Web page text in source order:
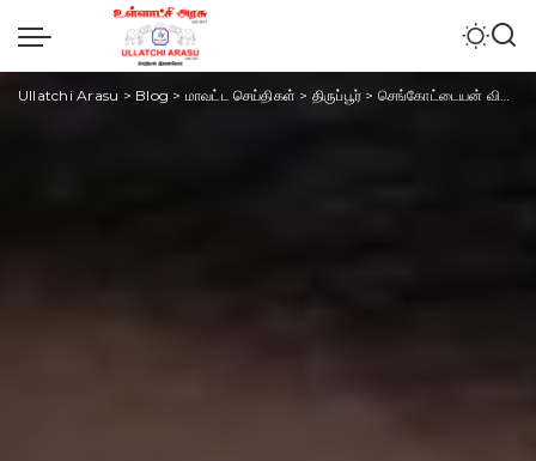
Ullatchi Arasu > Blog > மாவட்ட செய்திகள் > திருப்பூர் > செங்கோட்டையன் விவகாரத்தில் திமுக பின்னணியில் உள்ளதோ என சந்தேகம் எழுந்துள்ளது. நயினார் நாகேந்திரன் பேட்டி.